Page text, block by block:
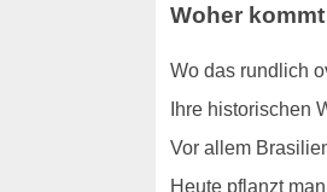
Woher
Wo das rundlich
Ihre historischen
Vor allem
Heute pflanzt